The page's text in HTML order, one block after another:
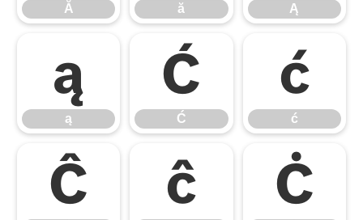
Ă ă Ą
ą
ą
Ć
Ć
ć
ć
Ĉ ĉ Ċ